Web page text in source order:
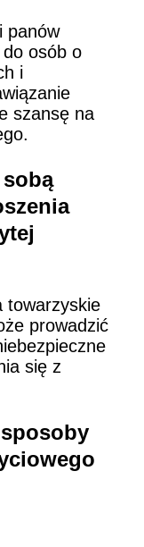
panów
osób o
i
szansę na
towarzyskie
prowadzić
się z